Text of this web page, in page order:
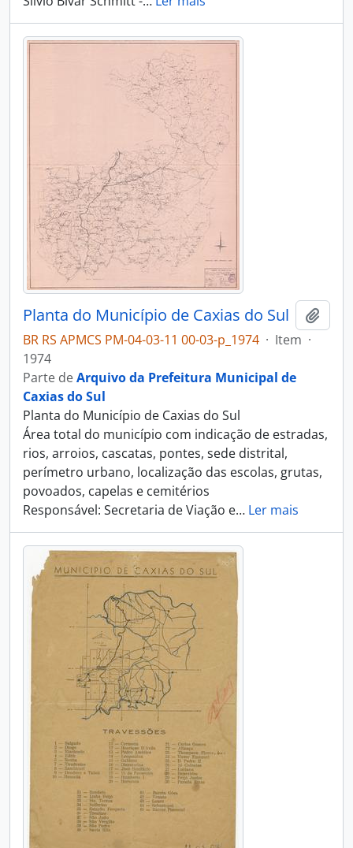
Planta do Município de Caxias do Sul
BR RS APMCS PM-04-03-11 00-03-p_1974 · Item ·
1974
Parte deArquivo da Prefeitura Municipal de
Caxias do Sul
Planta do Município de Caxias do Sul
Área total do município com indicação de estradas,
rios, arroios, cascatas, pontes, sede distrital,
perímetro urbano, localização das escolas, grutas,
povoados, capelas e cemitérios
Responsável: Secretaria de Viação e… Ler mais